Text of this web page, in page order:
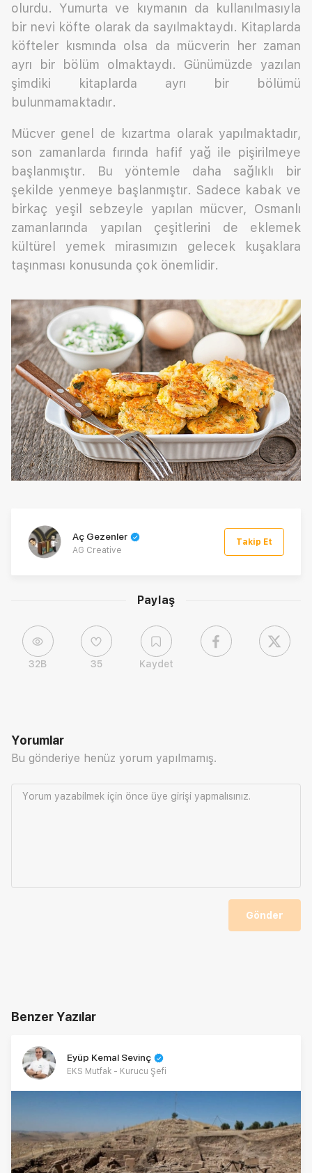
Paylaş
32B 35 Kaydet
olurdu. Yumurta ve kıymanın da kullanılmasıyla
bir nevi köfte olarak da sayılmaktaydı. Kitaplarda
köfteler kısmında olsa da mücverin her zaman
ayrı bir bölüm olmaktaydı. Günümüzde yazılan
şimdiki kitaplarda ayrı bir bölümü
bulunmamaktadır.
Mücver genel de kızartma olarak yapılmaktadır,
son zamanlarda fırında hafif yağ ile pişirilmeye
başlanmıştır. Bu yöntemle daha sağlıklı bir
şekilde yenmeye başlanmıştır. Sadece kabak ve
birkaç yeşil sebzeyle yapılan mücver, Osmanlı
zamanlarında yapılan çeşitlerini de eklemek
kültürel yemek mirasımızın gelecek kuşaklara
taşınması konusunda çok önemlidir.
Aç Gezenler
AG Creative
Takip Et
Yorumlar
Bu gönderiye henüz yorum yapılmamış.
Yorum yazabilmek için önce üye girişi yapmalısınız.
Gönder
Benzer Yazılar
Eyüp Kemal Sevinç
EKS Mutfak - Kurucu Şefi